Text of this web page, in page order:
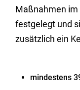
Maßnahmen im
festgelegt und
zusätzlich ein
mindestens